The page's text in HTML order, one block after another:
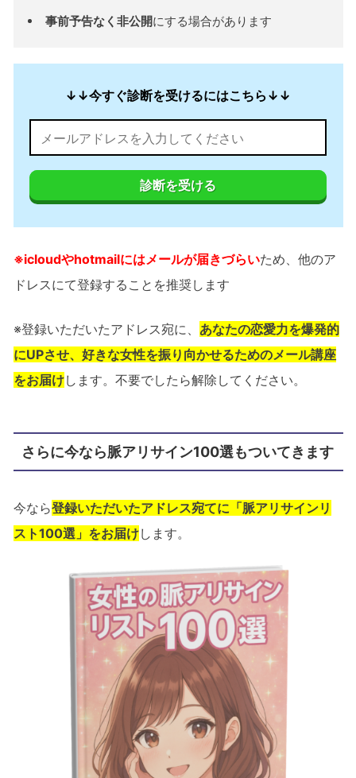
事前予告なく非公開にする場合があります
↓↓今すぐ診断を受けるにはこちら↓↓
診断を受ける
※icloudやhotmailにはメールが届きづらいため、他のア
ドレスにて登録することを推奨します
※登録いただいたアドレス宛に、 あなたの恋愛力を爆発的
にUPさせ、好きな女性を振り向かせるためのメール講座
をお届けします。不要でしたら解除してください。
さらに今なら脈アリサイン100選もついてきます
今なら登録いただいたアドレス宛てに「脈アリサインリ
スト100選」をお届けします。